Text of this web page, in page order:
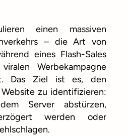
einen massiven
– die Art von
eines Flash-Sales
Werbekampagne
Das Ziel ist es, den
zu identifizieren:
Server abstürzen,
werden oder